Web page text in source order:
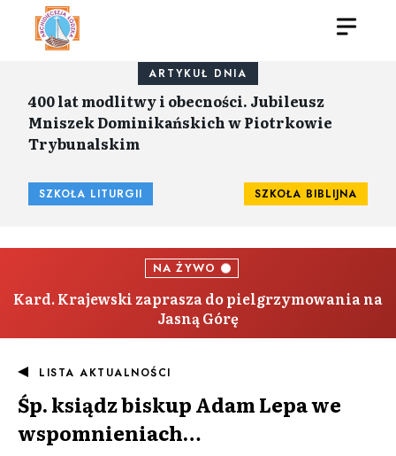
ARTYKUŁ DNIA
400 lat modlitwy i obecności. Jubileusz
Mniszek Dominikańskich w Piotrkowie
Trybunalskim
SZKOŁA LITURGII SZKOŁA BIBLIJNA
NA ŻYWO
Kard. Krajewski zaprasza do pielgrzymowania na
Jasną Górę
LISTA AKTUALNOŚCI
Śp. ksiądz biskup Adam Lepa we
wspomnieniach…